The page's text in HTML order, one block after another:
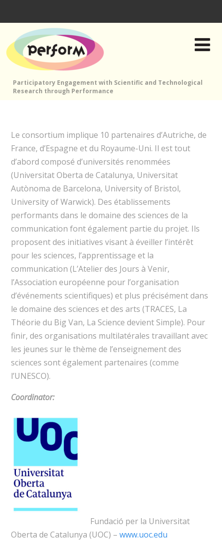
Participatory Engagement with Scientific and Technological
Research through Performance
Le consortium implique 10 partenaires d’Autriche, de
France, d’Espagne et du Royaume-Uni. Il est tout
d’abord composé d’universités renommées
(Universitat Oberta de Catalunya, Universitat
Autònoma de Barcelona, University of Bristol,
University of Warwick). Des établissements
performants dans le domaine des sciences de la
communication font également partie du projet. Ils
proposent des initiatives visant à éveiller l’intérêt
pour les sciences, l’apprentissage et la
communication (L’Atelier des Jours à Venir,
l’Association européenne pour l’organisation
d’événements scientifiques) et plus précisément dans
le domaine des sciences et des arts (TRACES, La
Théorie du Big Van, La Science devient Simple). Pour
finir, des organisations multilatérales travaillant avec
les jeunes sur le thème de l’enseignement des
sciences sont également partenaires (comme
l’UNESCO).
Coordinator:
Fundació per la Universitat
Oberta de Catalunya (UOC) – www.uoc.edu